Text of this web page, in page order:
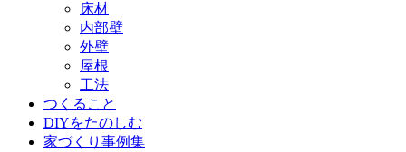
床材
内部壁
外壁
屋根
工法
つくること
DIYをたのしむ
家づくり事例集